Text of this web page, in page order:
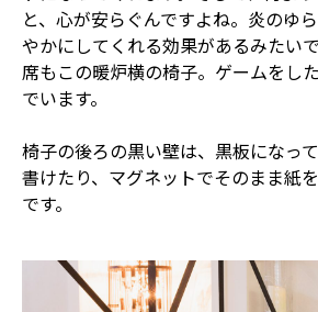
と、心が安らぐんですよね。炎のゆ
やかにしてくれる効果があるみたい
席もこの暖炉横の椅子。ゲームをし
でいます。
椅子の後ろの黒い壁は、黒板になっ
書けたり、マグネットでそのまま紙
です。